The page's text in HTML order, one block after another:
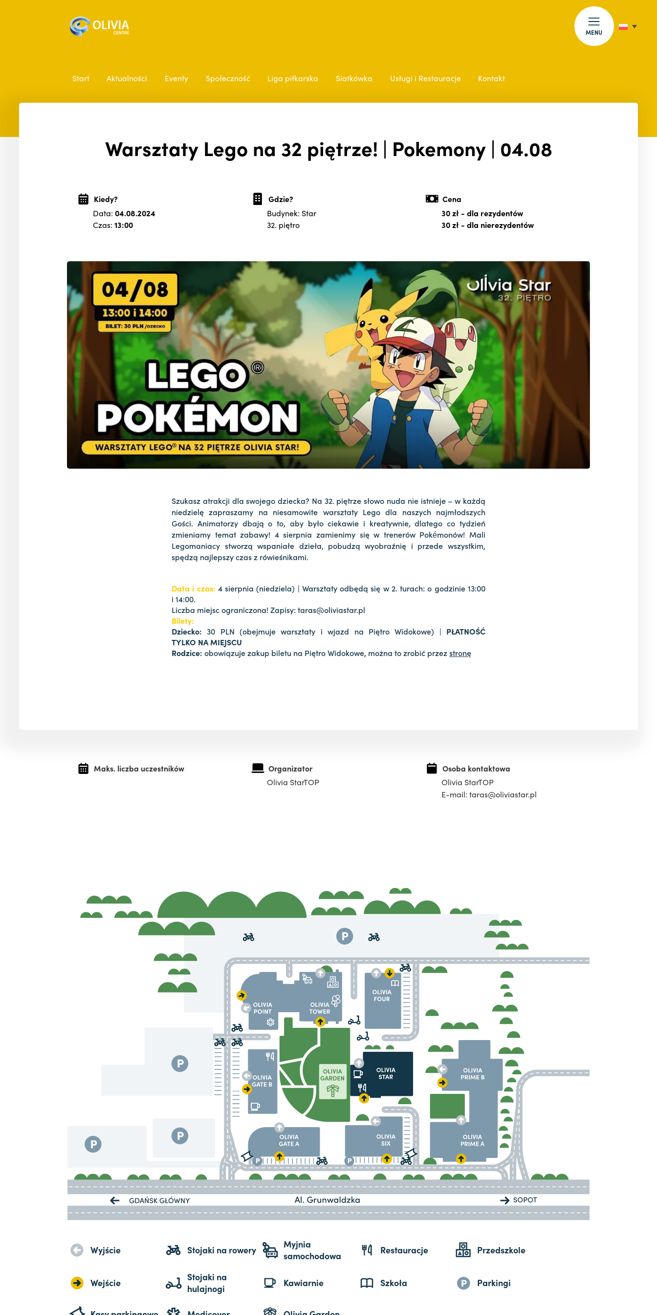
MENU
Start Aktualności Eventy Społeczność Liga piłkarska Siatkówka Usługi i Restauracje Kontakt
Warsztaty Lego na 32 piętrze! | Pokemony | 04.08
Kiedy?
Data: 04.08.2024
Czas: 13:00
Gdzie?
Budynek: Star
32. piętro
Cena
30 zł- dla rezydentów
30 zł- dla nierezydentów
Szukasz atrakcji dla swojego dziecka? Na 32. piętrze słowo nuda nie istnieje – w każdą
niedzielę zapraszamy na niesamowite warsztaty Lego dla naszych najmłodszych
Gości. Animatorzy dbają o to, aby było ciekawie i kreatywnie, dlatego co tydzień
zmieniamy temat zabawy! 4 sierpnia zamienimy się w trenerów Pokémonów! Mali
Legomaniacy stworzą wspaniałe dzieła, pobudzą wyobraźnię i przede wszystkim,
spędzą najlepszy czas z rówieśnikami.
Data i czas: 4 sierpnia (niedziela) | Warsztaty odbędą się w 2. turach: o godzinie 13:00
i 14:00.
Liczba miejsc ograniczona! Zapisy: taras@oliviastar.pl
Bilety:
Dziecko: 30 PLN (obejmuje warsztaty i wjazd na Piętro Widokowe) | PŁATNOŚĆ
TYLKO NA MIEJSCU
Rodzice: obowiązuje zakup biletu na Piętro Widokowe, można to zrobić przezstronę
Maks. liczba uczestników
Organizator
Olivia StarTOP
Osoba kontaktowa
Olivia StarTOP
E-mail: taras@oliviastar.pl
Wyjście Stojaki na rowery
Myjnia
samochodowa
Restauracje Przedszkole
Wejście
Stojaki na
hulajnogi
Kawiarnie Szkoła Parkingi